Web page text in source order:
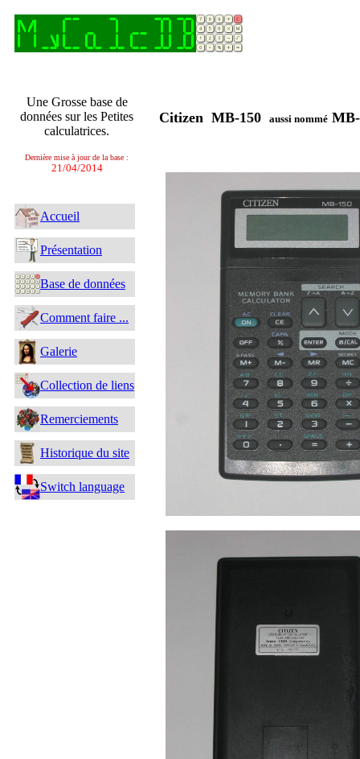
Une Grosse base de
données sur les Petites
calculatrices.
Dernière mise à jour de la base :
21/04/2014
Accueil
Présentation
Base de données
Comment faire ...
Galerie
Collection de liens
Remerciements
Historique du site
Switch language
Citizen MB-150 aussi nommé